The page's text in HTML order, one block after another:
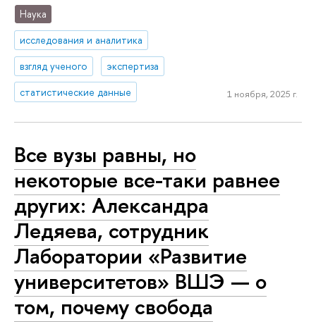
Наука
исследования и аналитика
взгляд ученого
экспертиза
статистические данные
1 ноября, 2025 г.
Все вузы равны, но
некоторые все-таки равнее
других: Александра
Ледяева, сотрудник
Лаборатории «Развитие
университетов» ВШЭ — о
том, почему свобода